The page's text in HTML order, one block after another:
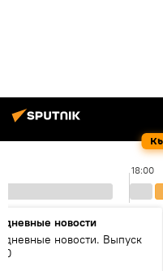
18:00
новости
новости. Выпуск